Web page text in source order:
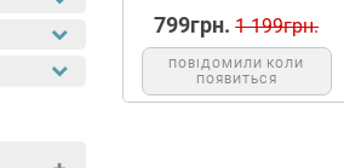
799грн. 1 199грн.
ПОВІДОМИЛИ КОЛИ
ПОЯВИТЬСЯ